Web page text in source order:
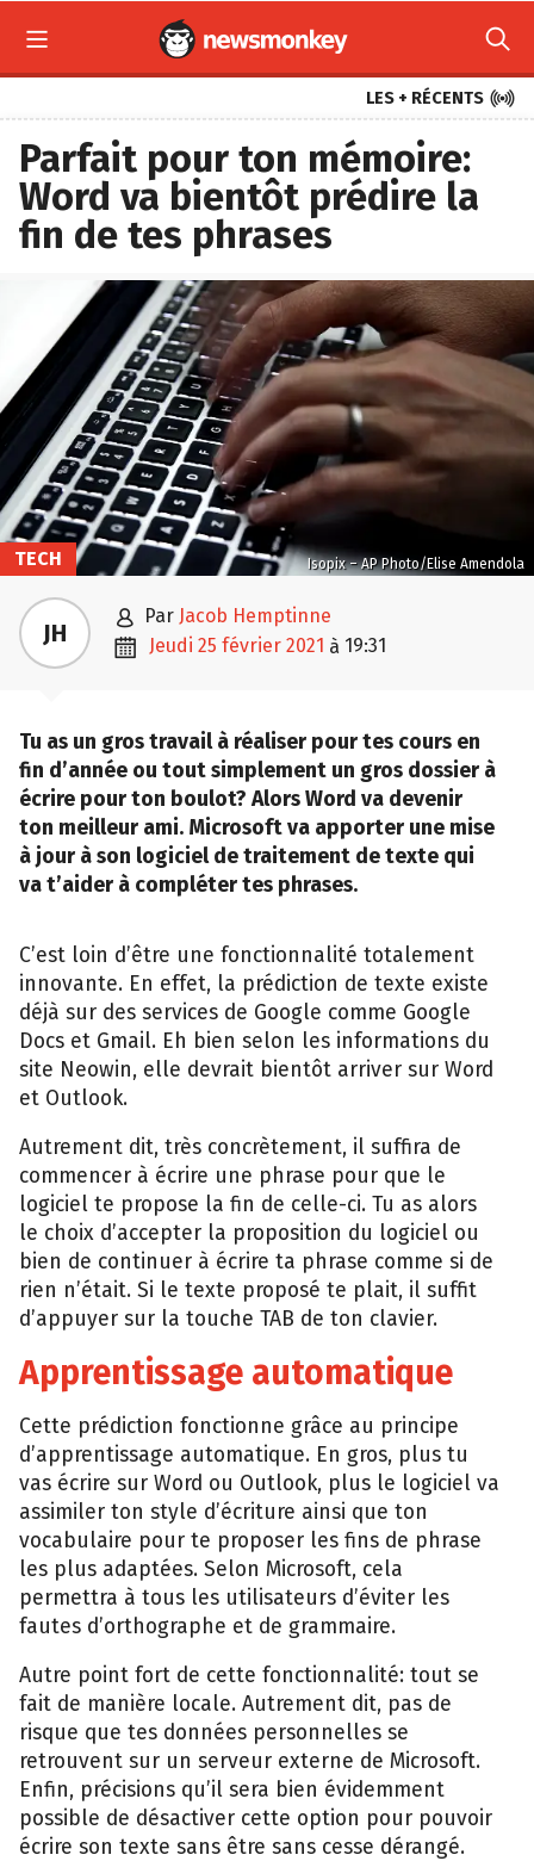
 
LES + RÉCENTS 
Parfait pour ton mémoire:
Word va bientôt prédire la
fin de tes phrases
Isopix – AP Photo/Elise Amendola
TECH
JH  par Jacob Hemptinne
 jeudi 25 février 2021 à 19:31
Tu as un gros travail à réaliser pour tes cours en
fin d’année ou tout simplement un gros dossier à
écrire pour ton boulot? Alors Word va devenir
ton meilleur ami. Microsoft va apporter une mise
à jour à son logiciel de traitement de texte qui
va t’aider à compléter tes phrases.
C’est loin d’être une fonctionnalité totalement
innovante. En effet, la prédiction de texte existe
déjà sur des services de Google comme Google
Docs et Gmail. Eh bien selon les informations du
site Neowin, elle devrait bientôt arriver sur Word
et Outlook.
Autrement dit, très concrètement, il suffira de
commencer à écrire une phrase pour que le
logiciel te propose la fin de celle-ci. Tu as alors
le choix d’accepter la proposition du logiciel ou
bien de continuer à écrire ta phrase comme si de
rien n’était. Si le texte proposé te plait, il suffit
d’appuyer sur la touche TAB de ton clavier.
Apprentissage automatique
Cette prédiction fonctionne grâce au principe
d’apprentissage automatique. En gros, plus tu
vas écrire sur Word ou Outlook, plus le logiciel va
assimiler ton style d’écriture ainsi que ton
vocabulaire pour te proposer les fins de phrase
les plus adaptées. Selon Microsoft, cela
permettra à tous les utilisateurs d’éviter les
fautes d’orthographe et de grammaire.
Autre point fort de cette fonctionnalité: tout se
fait de manière locale. Autrement dit, pas de
risque que tes données personnelles se
retrouvent sur un serveur externe de Microsoft.
Enfin, précisions qu’il sera bien évidemment
possible de désactiver cette option pour pouvoir
écrire son texte sans être sans cesse dérangé.